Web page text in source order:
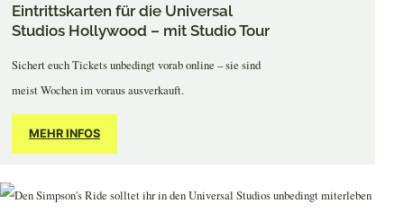
Eintrittskarten für die Universal
Studios Hollywood – mit Studio Tour
Sichert euch Tickets unbedingt vorab online – sie sind
meist Wochen im voraus ausverkauft.
MEHR INFOS